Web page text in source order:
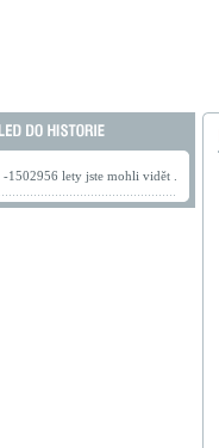
-1502956 lety jste mohli vidět .